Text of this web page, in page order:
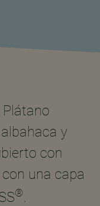
y
con
una capa
®